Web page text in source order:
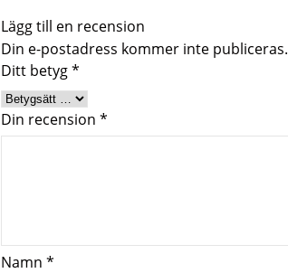
Lägg till en recension
Din e-postadress kommer inte publiceras.
Ditt betyg*
Din recension *
Namn *